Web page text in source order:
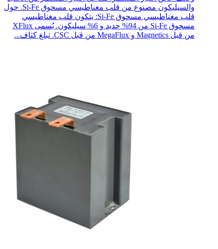
والسيليكون مصنوع من قلب مغناطيسي مسحوق Si-Fe. حول
قلب مغناطيسي مسحوق Si-Fe: يتكون قلب مغناطيسي
مسحوق Si-Fe من 94% حديد و 6% سيليكون. يُسمى XFlux
من قبل Magnetics و MegaFlux من قبل CSC. تبلغ كثاف...